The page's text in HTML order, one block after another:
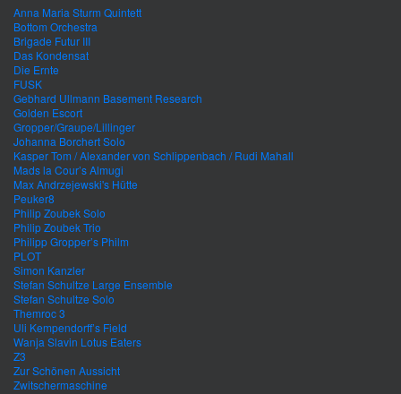
Anna Maria Sturm Quintett
Bottom Orchestra
Brigade Futur III
Das Kondensat
Die Ernte
FUSK
Gebhard Ullmann Basement Research
Golden Escort
Gropper/Graupe/Lillinger
Johanna Borchert Solo
Kasper Tom / Alexander von Schlippenbach / Rudi Mahall
Mads la Cour’s Almugi
Max Andrzejewski's Hütte
Peuker8
Philip Zoubek Solo
Philip Zoubek Trio
Philipp Gropper’s Philm
PLOT
Simon Kanzler
Stefan Schultze Large Ensemble
Stefan Schultze Solo
Themroc 3
Uli Kempendorff’s Field
Wanja Slavin Lotus Eaters
Z3
Zur Schönen Aussicht
Zwitschermaschine